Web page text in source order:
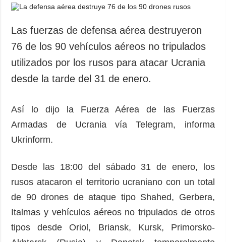
Las fuerzas de defensa aérea destruyeron
76 de los 90 vehículos aéreos no tripulados
utilizados por los rusos para atacar Ucrania
desde la tarde del 31 de enero.
Así lo dijo la Fuerza Aérea de las Fuerzas
Armadas de Ucrania vía Telegram, informa
Ukrinform.
Desde las 18:00 del sábado 31 de enero, los
rusos atacaron el territorio ucraniano con un total
de 90 drones de ataque tipo Shahed, Gerbera,
Italmas y vehículos aéreos no tripulados de otros
tipos desde Oriol, Briansk, Kursk, Primorsko-